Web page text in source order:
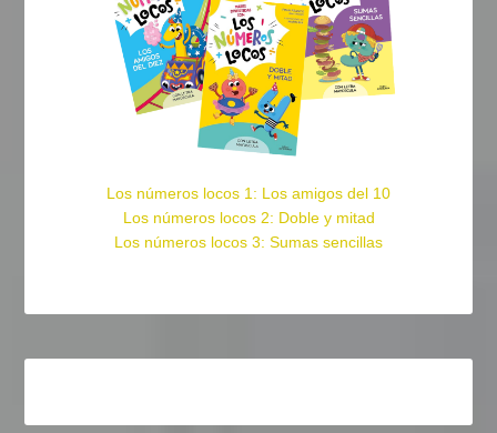
Los números locos 1: Los amigos del 10
Los números locos 2: Doble y mitad
Los números locos 3: Sumas sencillas